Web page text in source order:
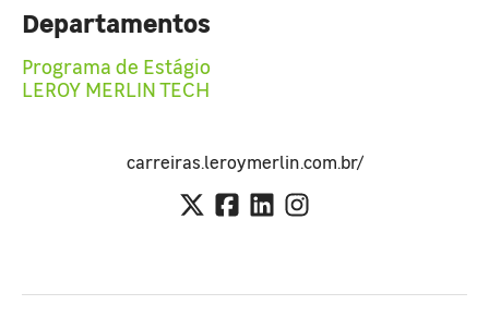
Departamentos
Programa de Estágio
LEROY MERLIN TECH
carreiras.leroymerlin.com.br/